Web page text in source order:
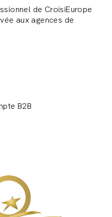
de CroisiEurope
aux agences de
B2B